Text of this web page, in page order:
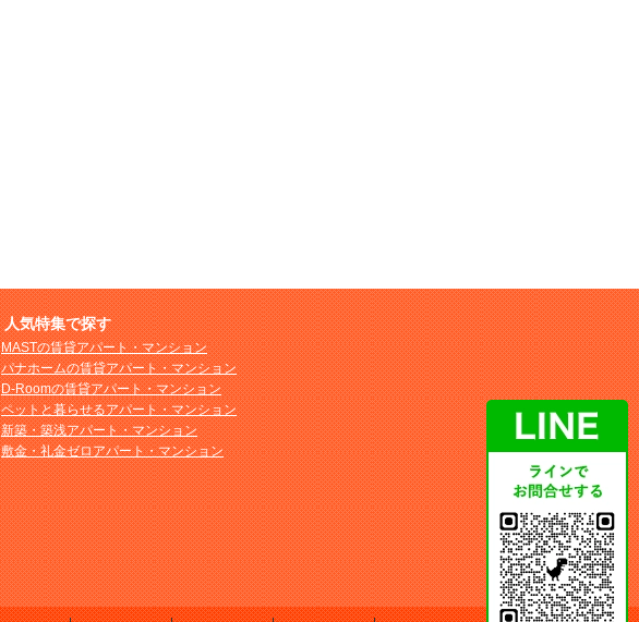
人気特集で探す
MASTの賃貸アパート・マンション
パナホームの賃貸アパート・マンション
D-Roomの賃貸アパート・マンション
ペットと暮らせるアパート・マンション
新築・築浅アパート・マンション
敷金・礼金ゼロアパート・マンション